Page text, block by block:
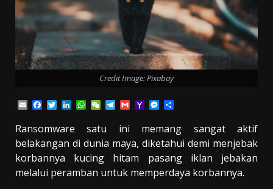
Credit Image: Pixabay
EmailFacebook
TwitterLinkedIn
WhatsApp
WeChatTelegram
GmailYahooMessenger
Ransomware satu ini memang sangat aktif
belakangan di dunia maya, diketahui demi menjebak
korbannya kucing hitam pasang iklan jebakan
melalui peramban untuk memperdaya korbannya.